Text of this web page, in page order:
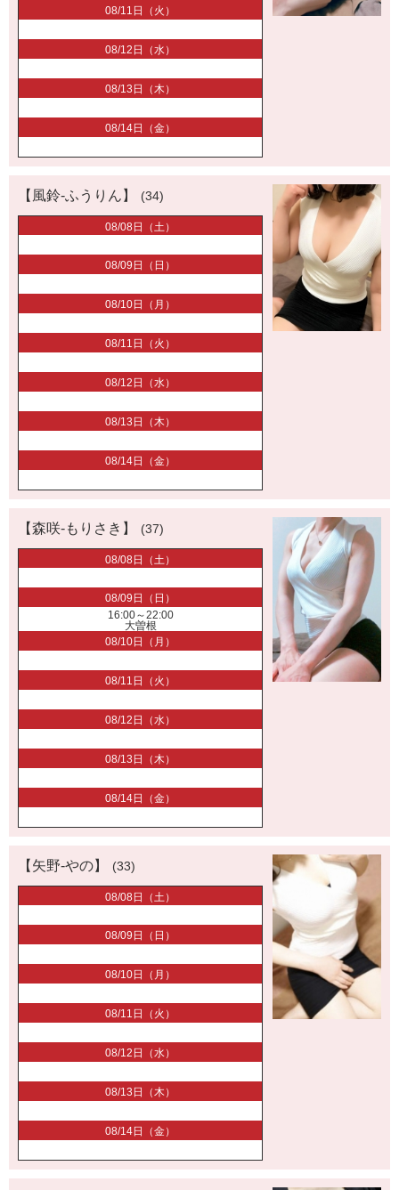
08/11日（火）
08/12日（水）
08/13日（木）
08/14日（金）
【風鈴-ふうりん】 (34)
08/08日（土）
08/09日（日）
08/10日（月）
08/11日（火）
08/12日（水）
08/13日（木）
08/14日（金）
【森咲-もりさき】 (37)
08/08日（土）
08/09日（日）
16:00～22:00
大曽根
08/10日（月）
08/11日（火）
08/12日（水）
08/13日（木）
08/14日（金）
【矢野-やの】 (33)
08/08日（土）
08/09日（日）
08/10日（月）
08/11日（火）
08/12日（水）
08/13日（木）
08/14日（金）